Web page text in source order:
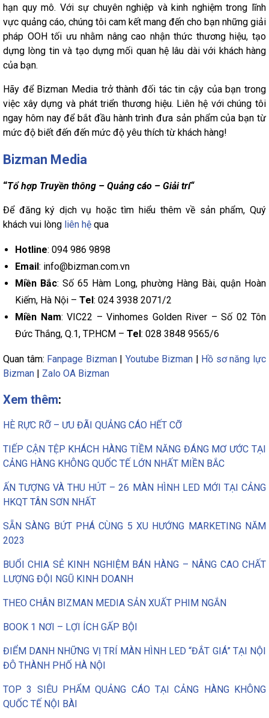
hạn quy mô. Với sự chuyên nghiệp và kinh nghiệm trong lĩnh
vực quảng cáo, chúng tôi cam kết mang đến cho bạn những giải
pháp OOH tối ưu nhằm nâng cao nhận thức thương hiệu, tạo
dựng lòng tin và tạo dựng mối quan hệ lâu dài với khách hàng
của bạn.
Hãy để Bizman Media trở thành đối tác tin cậy của bạn trong
việc xây dựng và phát triển thương hiệu. Liên hệ với chúng tôi
ngay hôm nay để bắt đầu hành trình đưa sản phẩm của bạn từ
mức độ biết đến đến mức độ yêu thích từ khách hàng!
Bizman Media
“Tổ hợp Truyền thông – Quảng cáo – Giải trí“
Để đăng ký dịch vụ hoặc tìm hiểu thêm về sản phẩm, Quý
khách vui lòng liên hệ qua
Hotline: 094 986 9898
Email: info@bizman.com.vn
Miền Bắc: Số 65 Hàm Long, phường Hàng Bài, quận Hoàn
Kiếm, Hà Nội – Tel: 024 3938 2071/2
Miền Nam: VIC22 – Vinhomes Golden River – Số 02 Tôn
Đức Thắng, Q.1, TP.HCM – Tel: 028 3848 9565/6
Quan tâm: Fanpage Bizman| Youtube Bizman | Hồ sơ năng lực
Bizman | Zalo OA Bizman
Xem thêm:
HÈ RỰC RỠ – ƯU ĐÃI QUẢNG CÁO HẾT CỠ
TIẾP CẬN TỆP KHÁCH HÀNG TIỀM NĂNG ĐÁNG MƠ ƯỚC TẠI
CẢNG HÀNG KHÔNG QUỐC TẾ LỚN NHẤT MIỀN BẮC
ẤN TƯỢNG VÀ THU HÚT – 26 MÀN HÌNH LED MỚI TẠI CẢNG
HKQT TÂN SƠN NHẤT
SẴN SÀNG BỨT PHÁ CÙNG 5 XU HƯỚNG MARKETING NĂM
2023
BUỔI CHIA SẺ KINH NGHIỆM BÁN HÀNG – NÂNG CAO CHẤT
LƯỢNG ĐỘI NGŨ KINH DOANH
THEO CHÂN BIZMAN MEDIA SẢN XUẤT PHIM NGẮN
BOOK 1 NƠI – LỢI ÍCH GẤP BỘI
ĐIỂM DANH NHỮNG VỊ TRÍ MÀN HÌNH LED “ĐẮT GIÁ” TẠI NỘI
ĐÔ THÀNH PHỐ HÀ NỘI
TOP 3 SIÊU PHẨM QUẢNG CÁO TẠI CẢNG HÀNG KHÔNG
QUỐC TẾ NỘI BÀI